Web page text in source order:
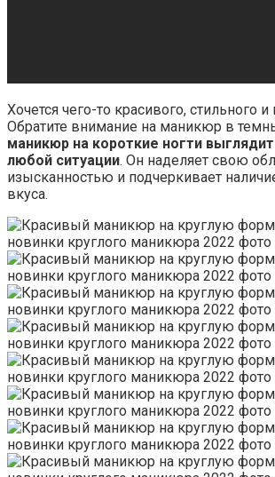
Хочется чего-то красивого, стильного
Обратите внимание на маникюр в
маникюр на короткие ногти
любой ситуации. Он наделяет свою
изысканностью и подчеркивает
вкуса.